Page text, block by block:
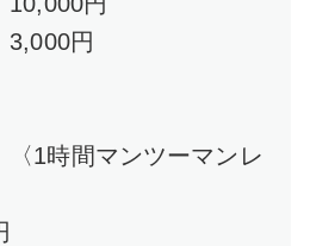
3,000円
〈1時間マンツーマンレ